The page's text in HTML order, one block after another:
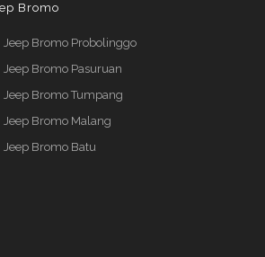
Bromo
Jeep Bromo Probolinggo
Jeep Bromo Pasuruan
Jeep Bromo Tumpang
Jeep Bromo Malang
Jeep Bromo Batu